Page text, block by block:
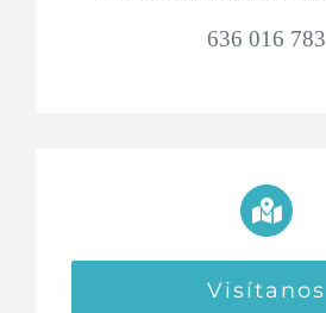
636 016 783
Visítanos